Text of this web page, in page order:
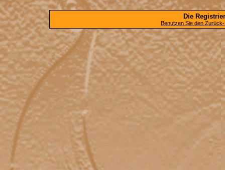
Die
Benutzen Sie den